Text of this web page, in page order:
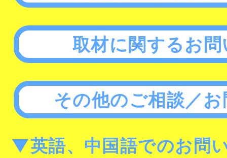
取材に関するお
その他のご相談／
▼英語、中国語でのお問